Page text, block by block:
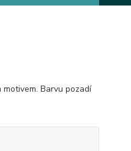
Barvu pozadí